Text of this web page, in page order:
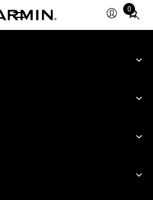
0
Total
items
cart: